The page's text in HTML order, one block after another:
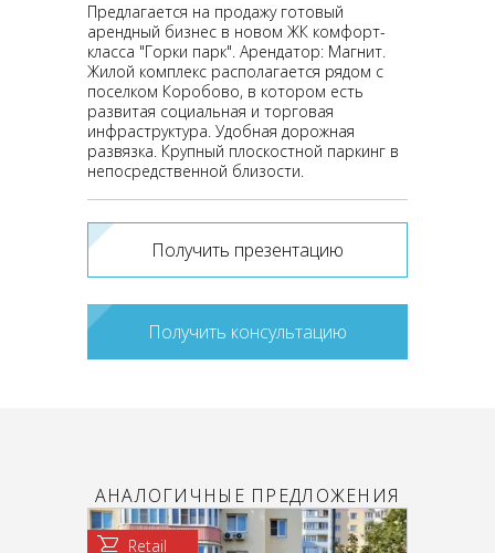
Предлагается на продажу готовый
арендный бизнес в новом ЖК комфорт-
класса "Горки парк". Арендатор: Магнит.
Жилой комплекс располагается рядом с
поселком Коробово, в котором есть
развитая социальная и торговая
инфраструктура. Удобная дорожная
развязка. Крупный плоскостной паркинг в
непосредственной близости.
Получить презентацию
Получить консультацию
АНАЛОГИЧНЫЕ ПРЕДЛОЖЕНИЯ
Retail